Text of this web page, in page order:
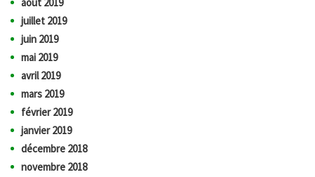
juillet 2019
juin 2019
mai 2019
avril 2019
mars 2019
février 2019
janvier 2019
décembre 2018
novembre 2018